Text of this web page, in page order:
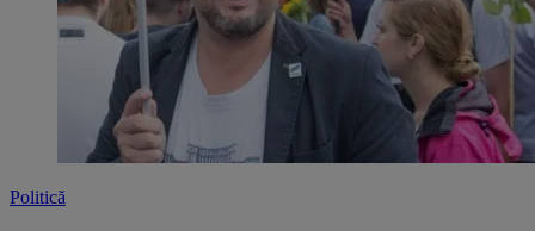
Politică